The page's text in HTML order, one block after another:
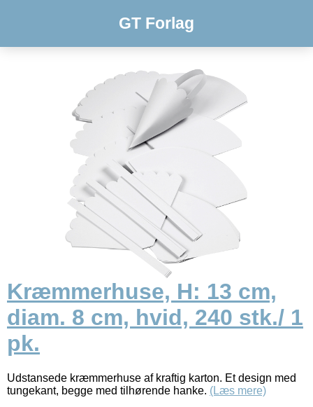
GT Forlag
Kræmmerhuse, H: 13 cm,
diam. 8 cm, hvid, 240 stk./ 1
pk.
Udstansede kræmmerhuse af kraftig karton. Et design med
tungekant, begge med tilhørende hanke. (Læs mere)